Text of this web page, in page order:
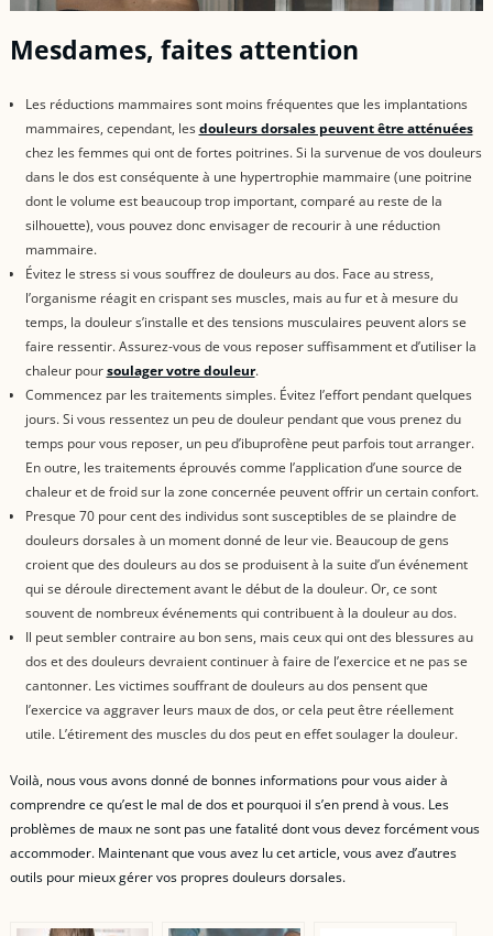
Mesdames, faites attention
Les réductions mammaires sont moins fréquentes que les implantations
mammaires, cependant, lesdouleurs dorsales peuvent être atténuées
chez les femmes qui ont de fortes poitrines. Si la survenue de vos douleurs
dans le dos est conséquente à une hypertrophie mammaire (une poitrine
dont le volume est beaucoup trop important, comparé au reste de la
silhouette), vous pouvez donc envisager de recourir à une réduction
mammaire.
Évitez le stress si vous souffrez de douleurs au dos. Face au stress,
l’organisme réagit en crispant ses muscles, mais au fur et à mesure du
temps, la douleur s’installe et des tensions musculaires peuvent alors se
faire ressentir. Assurez-vous de vous reposer suffisamment et d’utiliser la
chaleur poursoulager votre douleur.
Commencez par les traitements simples. Évitez l’effort pendant quelques
jours. Si vous ressentez un peu de douleur pendant que vous prenez du
temps pour vous reposer, un peu d’ibuprofène peut parfois tout arranger.
En outre, les traitements éprouvés comme l’application d’une source de
chaleur et de froid sur la zone concernée peuvent offrir un certain confort.
Presque 70 pour cent des individus sont susceptibles de se plaindre de
douleurs dorsales à un moment donné de leur vie. Beaucoup de gens
croient que des douleurs au dos se produisent à la suite d’un événement
qui se déroule directement avant le début de la douleur. Or, ce sont
souvent de nombreux événements qui contribuent à la douleur au dos.
Il peut sembler contraire au bon sens, mais ceux qui ont des blessures au
dos et des douleurs devraient continuer à faire de l’exercice et ne pas se
cantonner. Les victimes souffrant de douleurs au dos pensent que
l’exercice va aggraver leurs maux de dos, or cela peut être réellement
utile. L’étirement des muscles du dos peut en effet soulager la douleur.
Voilà, nous vous avons donné de bonnes informations pour vous aider à
comprendre ce qu’est le mal de dos et pourquoi il s’en prend à vous. Les
problèmes de maux ne sont pas une fatalité dont vous devez forcément vous
accommoder. Maintenant que vous avez lu cet article, vous avez d’autres
outils pour mieux gérer vos propres douleurs dorsales.